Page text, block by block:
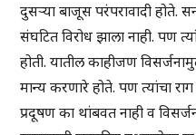
दुसऱ्या बाजूस परंपरावादी होते.
संघटित विरोध झाला नाही. पण
होती. यातील काहीजण
मान्य करणारे होते. पण त्यांचा
प्रदूषण का थांबवत नाही व